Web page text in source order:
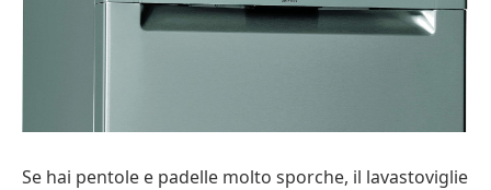
Se hai pentole e padelle molto sporche, il lavastoviglie